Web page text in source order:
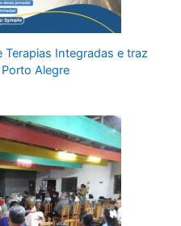
Terapias Integradas e traz
Alegre